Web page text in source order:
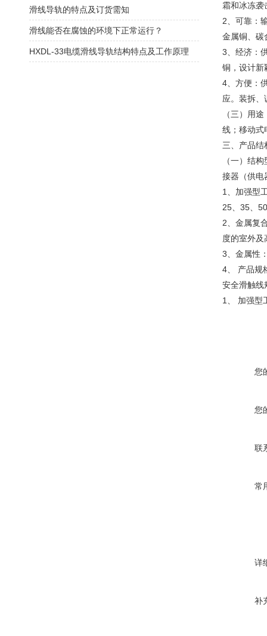
霜和冰冻袭
2、可靠：
金属铜、碳
3、经济：
铜，设计新
4、方便：
应。装拆、
（三）用
线；移动式
三、产品结
（一）结
接器（供电
1、加强型
25、35、
2、金属复
度的室外及
3、金属性
4、 产品规
安全滑触线
1、 加强型
您
您
联
常
详
补
滑线导轨的特点及订货需知
滑线能否在腐蚀的环境下正常运行？
HXDL-33电缆滑线导轨结构特点及工作原理